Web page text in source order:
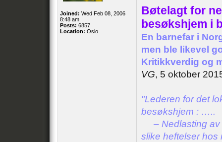
Joined: Wed Feb 08, 2006
8:48 am
Posts: 6857
Location: Oslo
Bøtelagt for
besøkshjem i
En barnefar i
men ble likevel
Kritikkverdig og
VG, 5 oktober
"Lederen for det
besøkshjem : …..
– Nedlasting av
slike heftelser hos